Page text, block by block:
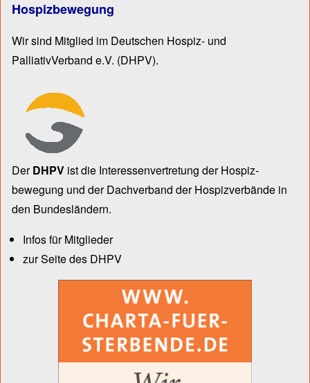
Hospizbewegung
Wir sind Mitglied im Deutschen Hospiz- und
PalliativVerband e.V. (DHPV).
DerDHPV ist die Inter­essen­ver­tre­tung der Hospiz­
bewegung und der Dach­verband der Hospiz­verbände in
den Bun­des­län­dern.
Infos für Mitglieder
zur Seite des DHPV